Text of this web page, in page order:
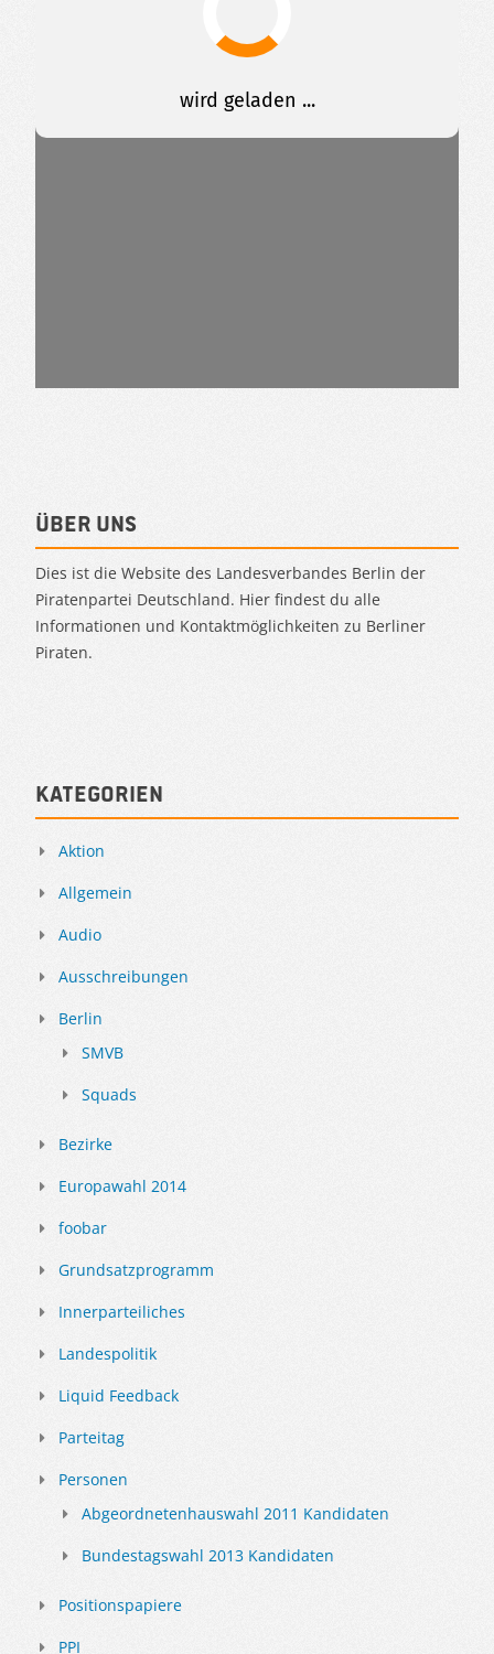
Über uns
Dies ist die Website des Landesverbandes Berlin der
Piratenpartei Deutschland. Hier findest du alle
Informationen und Kontaktmöglichkeiten zu Berliner
Piraten.
Kategorien
Aktion
Allgemein
Audio
Ausschreibungen
Berlin
SMVB
Squads
Bezirke
Europawahl 2014
foobar
Grundsatzprogramm
Innerparteiliches
Landespolitik
Liquid Feedback
Parteitag
Personen
Abgeordnetenhauswahl 2011 Kandidaten
Bundestagswahl 2013 Kandidaten
Positionspapiere
PPI